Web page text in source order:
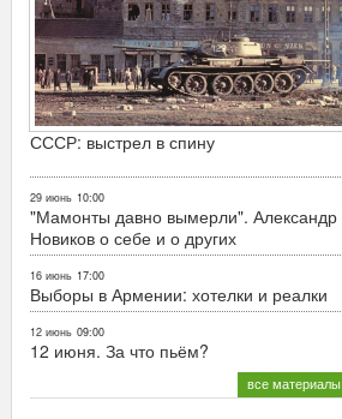
СССР: выстрел в спину
29 июнь 10:00
"Мамонты давно вымерли". Александр
Новиков о себе и о других
16 июнь 17:00
Выборы в Армении: хотелки и реалки
12 июнь 09:00
12 июня. За что пьём?
все материалы